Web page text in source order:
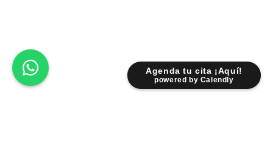
Agenda tu cita ¡Aquí!
powered by Calendly